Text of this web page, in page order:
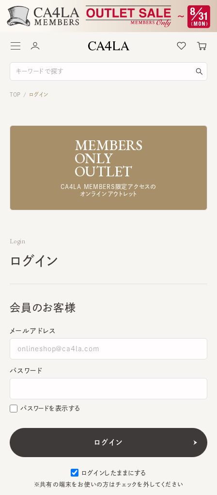
TOP / ログイン
MEMBERS
ONLY
OUTLET
CA4LA MEMBERS限定アクセスの
オンラインアウトレット
Login
ログイン
会員のお客様
メールアドレス
パスワード
パスワードを表示する
ログインしたままにする
※共有の端末をお使いの方はチェックを外してください